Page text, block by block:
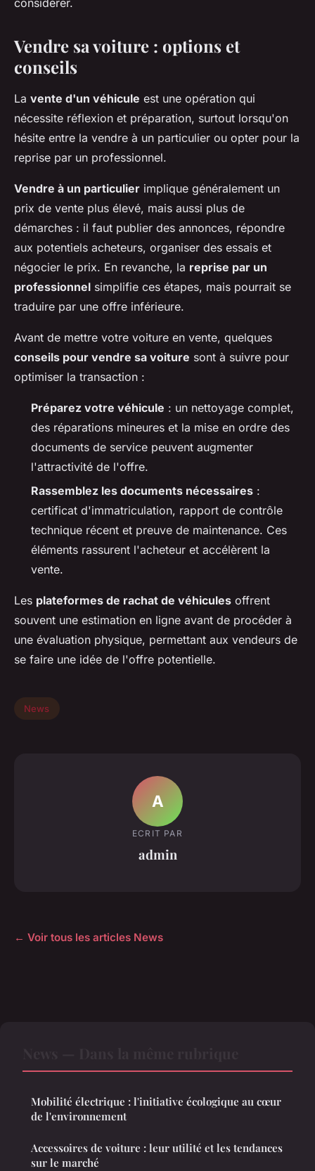
considérer.
Vendre sa voiture : options et
conseils
La vente d'un véhicule est une opération qui
nécessite réflexion et préparation, surtout lorsqu'on
hésite entre la vendre à un particulier ou opter pour la
reprise par un professionnel.
Vendre à un particulier implique généralement un
prix de vente plus élevé, mais aussi plus de
démarches : il faut publier des annonces, répondre
aux potentiels acheteurs, organiser des essais et
négocier le prix. En revanche, la reprise par un
professionnel simplifie ces étapes, mais pourrait se
traduire par une offre inférieure.
Avant de mettre votre voiture en vente, quelques
conseils pour vendre sa voiture sont à suivre pour
optimiser la transaction :
Préparez votre véhicule : un nettoyage complet,
des réparations mineures et la mise en ordre des
documents de service peuvent augmenter
l'attractivité de l'offre.
Rassemblez les documents nécessaires :
certificat d'immatriculation, rapport de contrôle
technique récent et preuve de maintenance. Ces
éléments rassurent l'acheteur et accélèrent la
vente.
Les plateformes de rachat de véhicules offrent
souvent une estimation en ligne avant de procéder à
une évaluation physique, permettant aux vendeurs de
se faire une idée de l'offre potentielle.
News
A
ECRIT PAR
admin
← Voir tous les articles News
Mobilité électrique : l'initiative écologique au cœur
de l'environnement
Accessoires de voiture : leur utilité et les tendances
sur le marché